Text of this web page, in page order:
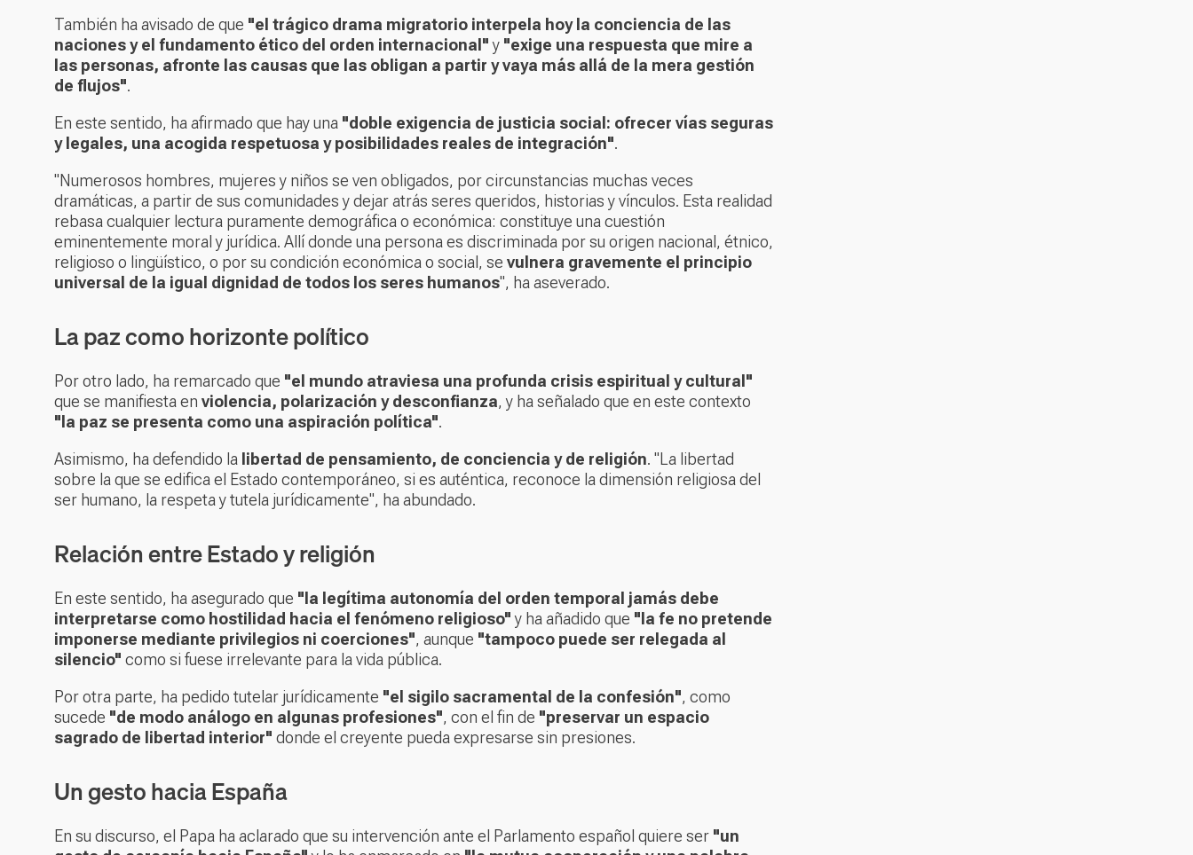
También ha avisado de que "el trágico drama migratorio interpela hoy la conciencia de las
naciones y el fundamento ético del orden internacional"y "exige una respuesta que mire a
las personas, afronte las causas que las obligan a partir y vaya más allá de la mera gestión
de flujos".
En este sentido, ha afirmado que hay una "doble exigencia de justicia social: ofrecer vías seguras
y legales, una acogida respetuosa y posibilidades reales de integración".
"Numerosos hombres, mujeres y niños se ven obligados, por circunstancias muchas veces
dramáticas, a partir de sus comunidades y dejar atrás seres queridos, historias y vínculos. Esta realidad
rebasa cualquier lectura puramente demográfica o económica: constituye una cuestión
eminentemente moral y jurídica. Allí donde una persona es discriminada por su origen nacional, étnico,
religioso o lingüístico, o por su condición económica o social, se vulnera gravemente el principio
universal de la igual dignidad de todos los seres humanos", ha aseverado.
La paz como horizonte político
Por otro lado, ha remarcado que "el mundo atraviesa una profunda crisis espiritual y cultural"
que se manifiesta en violencia, polarización y desconfianza, y ha señalado que en este contexto
"la paz se presenta como una aspiración política".
Asimismo, ha defendido la libertad de pensamiento, de conciencia y de religión. "La libertad
sobre la que se edifica el Estado contemporáneo, si es auténtica, reconoce la dimensión religiosa del
ser humano, la respeta y tutela jurídicamente", ha abundado.
Relación entre Estado y religión
En este sentido, ha asegurado que "la legítima autonomía del orden temporal jamás debe
interpretarse como hostilidad hacia el fenómeno religioso"y ha añadido que "la fe no pretende
imponerse mediante privilegios ni coerciones", aunque "tampoco puede ser relegada al
silencio" como si fuese irrelevante para la vida pública.
Por otra parte, ha pedido tutelar jurídicamente "el sigilo sacramental de la confesión", como
sucede "de modo análogo en algunas profesiones", con el fin de "preservar un espacio
sagrado de libertad interior" donde el creyente pueda expresarse sin presiones.
Un gesto hacia España
En su discurso, el Papa ha aclarado que su intervención ante el Parlamento español quiere ser "un